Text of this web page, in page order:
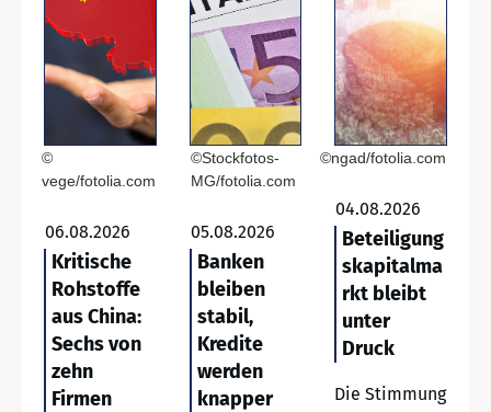
©
vege/fotolia.com
06.08.2026
Kritische
Rohstoffe
aus China:
Sechs von
zehn
Firmen
©Stockfotos-
MG/fotolia.com
05.08.2026
Banken
bleiben
stabil,
Kredite
werden
knapper
©ngad/fotolia.com
04.08.2026
Beteiligung
skapitalma
rkt bleibt
unter
Druck
Die Stimmung